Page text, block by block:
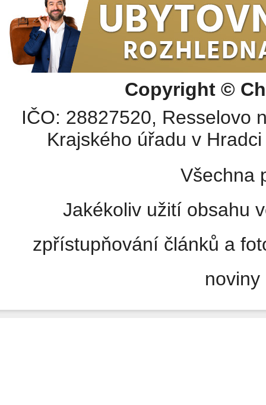
Copyright ©
IČO: 28827520, Resselovo
Krajského úřadu v
Všechna
Jakékoliv užití obsahu
zpřístupňování článků a